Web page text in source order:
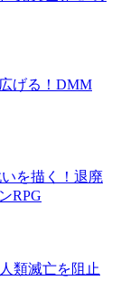
げる！DMM
を描く！退廃
RPG
類滅亡を阻止